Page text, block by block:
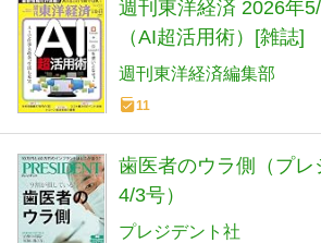
週刊東洋経済 2026年
（AI超活用術）[雑誌]
週刊東洋経済編集部
11
歯医者のウラ側（プ
4/3号）
プレジデント社